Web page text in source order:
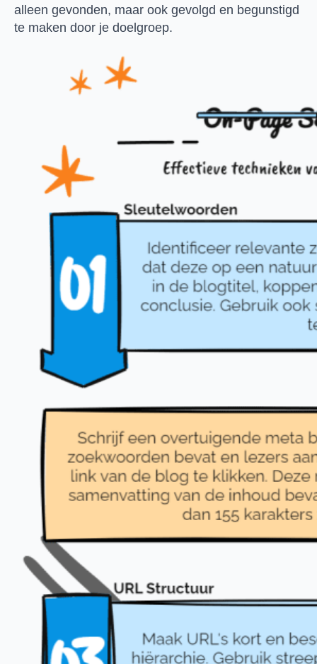
alleen gevonden, maar ook gevolgd en begunstigd
te maken door je doelgroep.